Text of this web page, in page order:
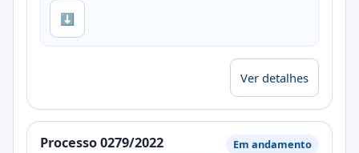
⬇
Ver detalhes
Processo 0279/2022 Em andamento